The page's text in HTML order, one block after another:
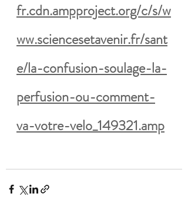
fr.cdn.ampproject.org/c/s/w
ww.sciencesetavenir.fr/sant
e/la-confusion-soulage-la-
perfusion-ou-comment-
va-votre-velo_149321.amp